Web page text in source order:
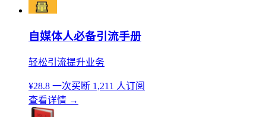
自媒体人必备引流手册
轻松引流提升业务
¥28.8 一次买断 1,211 人订阅
查看详情 →